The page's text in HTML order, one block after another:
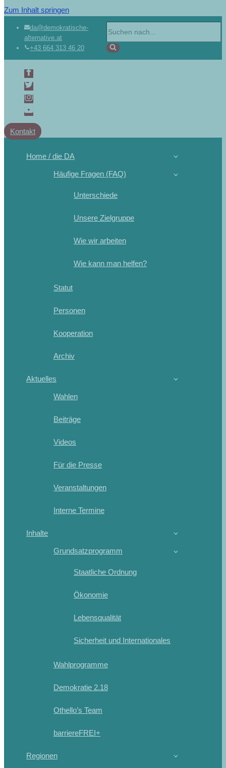
Zum Inhalt springen
da@demokratische-
alternative.at
+43 664 313 46 20
Kontakt
Home / die DA
Häufige Fragen (FAQ)
Unterschiede
Unsere Zielgruppe
Wie wir arbeiten
Wie kann man helfen?
Statut
Personen
Kooperation
Archiv
Aktuelles
Wahlen
Beiträge
Videos
Für die Presse
Veranstaltungen
Interne Termine
Inhalte
Grundsatzprogramm
Staatliche Ordnung
Ökonomie
Lebensqualität
Sicherheit und Internationales
Wahlprogramme
Demokratie 2.18
Othello’s Team
barriereFREI+
Regionen